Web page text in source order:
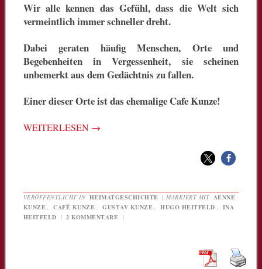
Wir alle kennen das Gefühl, dass die Welt sich
vermeintlich immer schneller dreht.
Dabei geraten häufig Menschen, Orte und
Begebenheiten in Vergessenheit, sie scheinen
unbemerkt aus dem Gedächtnis zu fallen.
Einer dieser Orte ist das ehemalige Cafe Kunze!
WEITERLESEN →
VERÖFFENTLICHT IN HEIMATGESCHICHTE |MARKIERT MIT AENNE
KUNZE , CAFÉ KUNZE , GUSTAV KUNZE , HUGO HEITFELD ,
INA
HEITFELD | 2 KOMMENTARE |